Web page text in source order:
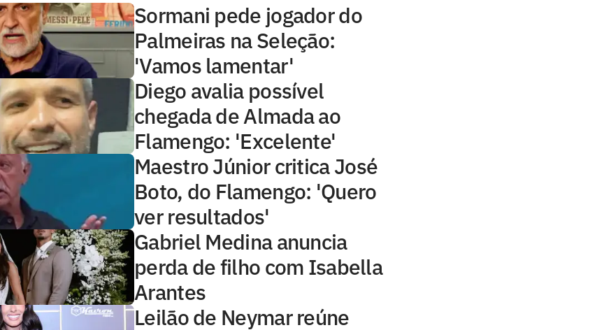
Sormani pede jogador do
Palmeiras na Seleção:
'Vamos lamentar'
Diego avalia possível
chegada de Almada ao
Flamengo: 'Excelente'
Maestro Júnior critica José
Boto, do Flamengo: 'Quero
ver resultados'
Gabriel Medina anuncia
perda de filho com Isabella
Arantes
Leilão de Neymar reúne